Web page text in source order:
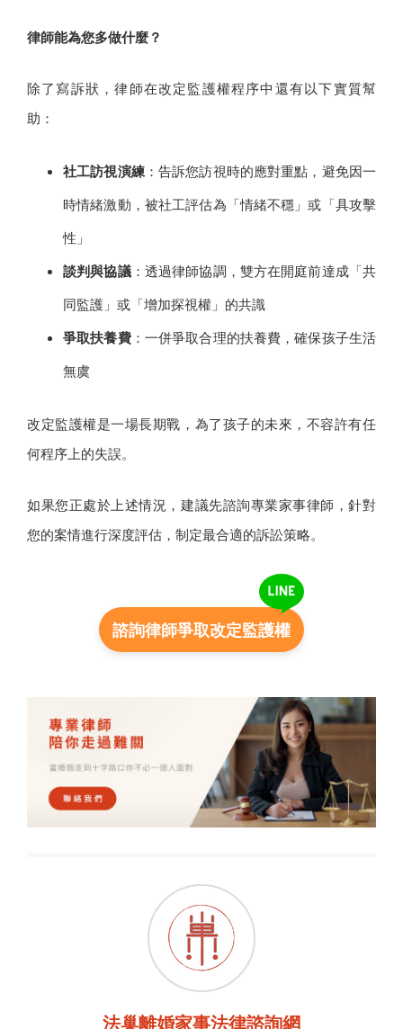
律師能為您多做什麼？
除了寫訴狀，律師在改定監護權程序中還有以下實質幫
助：
社工訪視演練：告訴您訪視時的應對重點，避免因一
時情緒激動，被社工評估為「情緒不穩」或「具攻擊
性」
談判與協議：透過律師協調，雙方在開庭前達成「共
同監護」或「增加探視權」的共識
爭取扶養費：一併爭取合理的扶養費，確保孩子生活
無虞
改定監護權是一場長期戰，為了孩子的未來，不容許有任
何程序上的失誤。
如果您正處於上述情況，建議先諮詢專業家事律師，針對
您的案情進行深度評估，制定最合適的訴訟策略。
諮詢律師爭取改定監護權
法巢離婚家事法律諮詢網